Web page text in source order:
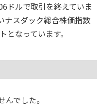
ドルで取引を終えていま
ナスダック総合株価指数
となっています。
でした。